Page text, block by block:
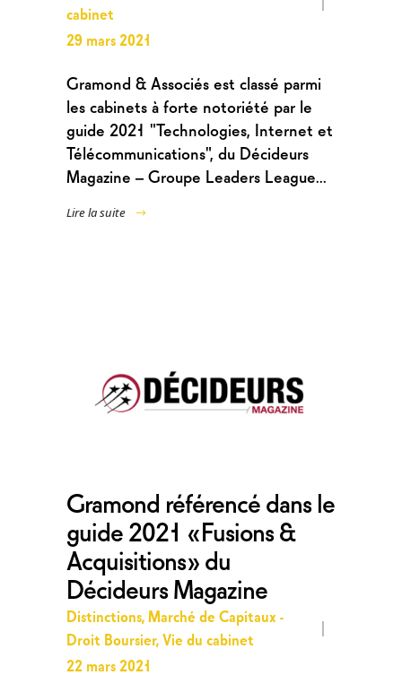
cabinet
29 mars 2021
Gramond & Associés est classé parmi
les cabinets à forte notoriété par le
guide 2021 "Technologies, Internet et
Télécommunications", du Décideurs
Magazine – Groupe Leaders League...
Lire la suite
Gramond référencé dans le
guide 2021 « Fusions &
Acquisitions » du
Décideurs Magazine
Distinctions,Marché de Capitaux -
Droit Boursier,Vie du cabinet
22 mars 2021